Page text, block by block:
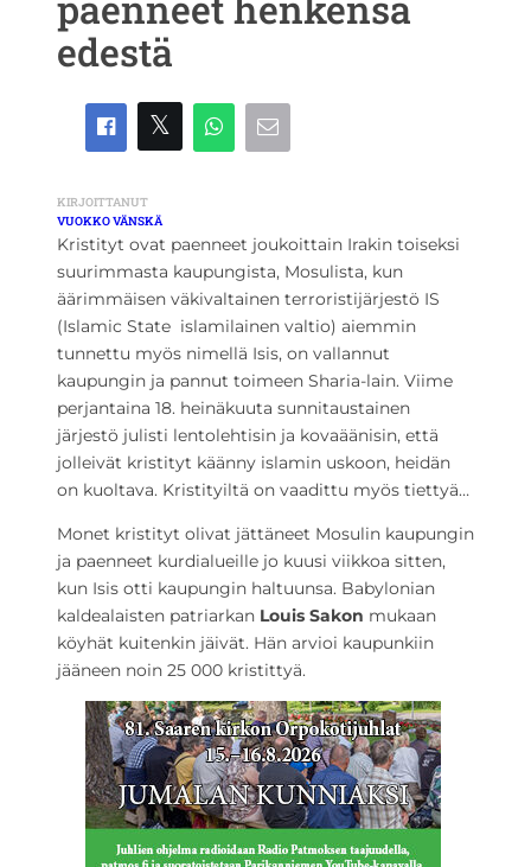
edestä
KIRJOITTANUT
VUOKKO VÄNSKÄ
Kristityt ovat paenneet joukoittain Irakin toiseksi
suurimmasta kaupungista, Mosulista, kun
äärimmäisen väkivaltainen terroristijärjestö IS
(Islamic State  islamilainen valtio) aiemmin
tunnettu myös nimellä Isis, on vallannut
kaupungin ja pannut toimeen Sharia-lain. Viime
perjantaina 18. heinäkuuta sunnitaustainen
järjestö julisti lentolehtisin ja kovaäänisin, että
jolleivät kristityt käänny islamin uskoon, heidän
on kuoltava. Kristityiltä on vaadittu myös tiettyä…
Monet kristityt olivat jättäneet Mosulin kaupungin
ja paenneet kurdialueille jo kuusi viikkoa sitten,
kun Isis otti kaupungin haltuunsa. Babylonian
kaldealaisten patriarkan Louis Sakon mukaan
köyhät kuitenkin jäivät. Hän arvioi kaupunkiin
jääneen noin 25 000 kristittyä.